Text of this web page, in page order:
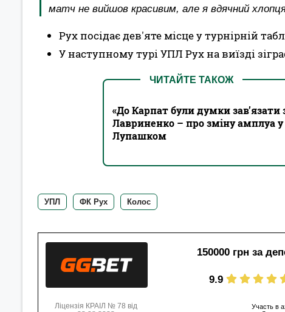
матч не вийшов красивим, але я вдячний
Рух посідає дев'яте місце у турнірній
У наступному турі УПЛ Рух на виїзді
ЧИТАЙТЕ ТАКОЖ
«До Карпат були думки зав’язати
Лавриненко – про зміну амплуа у
Лупашком
УПЛ ФК Рух Колос
150000 грн за
9.9
Ліцензія КРАІЛ № 78 від
Участь в